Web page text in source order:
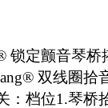
锁定颤音琴
双线圈拾
：档位1.琴桥